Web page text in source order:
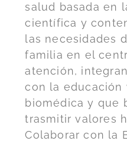
salud basada en
científica y
las necesidades
familia en el
atención,
con la educación
biomédica y que
trasmitir valores
Colaborar con la